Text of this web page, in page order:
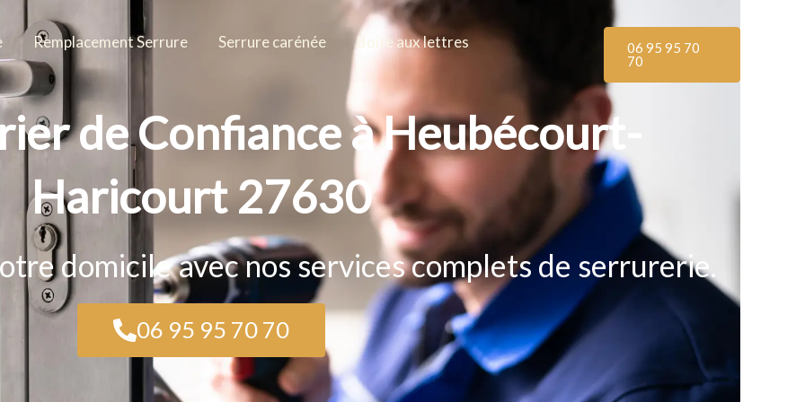
Remplacement Serrure Serrure carénée
Boite aux lettres
06 95 95 70
70
de Confiance à Heubécourt-
Haricourt 27630
domicile avec nos services complets de serrurerie.
06 95 95 70 70